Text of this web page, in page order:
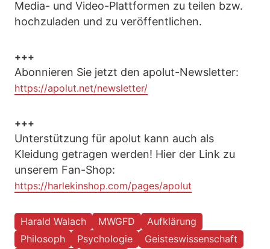
Media- und Video-Plattformen zu teilen bzw.
hochzuladen und zu veröffentlichen.
+++
Abonnieren Sie jetzt den apolut-Newsletter:
https://apolut.net/newsletter/
+++
Unterstützung für apolut kann auch als
Kleidung getragen werden! Hier der Link zu
unserem Fan-Shop:
https://harlekinshop.com/pages/apolut
Harald Walach MWGFD
Aufklärung
Philosoph
Psychologie
Geisteswissenschaft